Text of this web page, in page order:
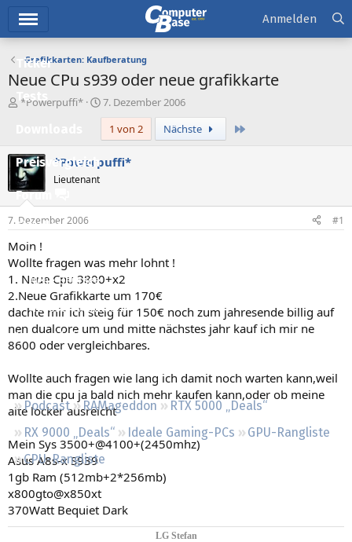
Ticker
Tests
Preisvergleich
Forum
Aktuelles
Empfohlene Inhalte
Neue Beiträge
Neueste Aktivitäten
Leserartikel
Podcast RAMageddon
RTX 5000 „Deals“
RX 9000 „Deals“
Ideale Gaming-PCs
GPU-Rangliste
CPU-Rangliste
Anmelden
Grafikkarten: Kaufberatung
Neue CPu s939 oder neue grafikkarte
E
e
l
l
e
r
*Powerpuffi*
E
r
t
e
m
7. Dezember 2006
1 von 2
Nächste
*Powerpuffi*
Lieutenant
7. Dezember 2006 #1
Moin !
Wollte fragen was mehr lohnt !
1. Neue Cpu 3800+x2
2.Neue Grafikkarte um 170€
dachte mir ich steig für 150€ noch zum jahresende billig auf
nen dualcore um und mitte nächstes jahr kauf ich mir ne
8600 oder vergleichbares.
Wollte auch fragen wie lang ich damit noch warten kann,weil
man die cpu ja bald nich mehr kaufen kann,oder ob meine
alte locker ausreicht
Mein Sys 3500+@4100+(2450mhz)
Asus A8s-x S939
1gb Ram (512mb+2*256mb)
x800gto@x850xt
370Watt Bequiet Dark
LG Stefan